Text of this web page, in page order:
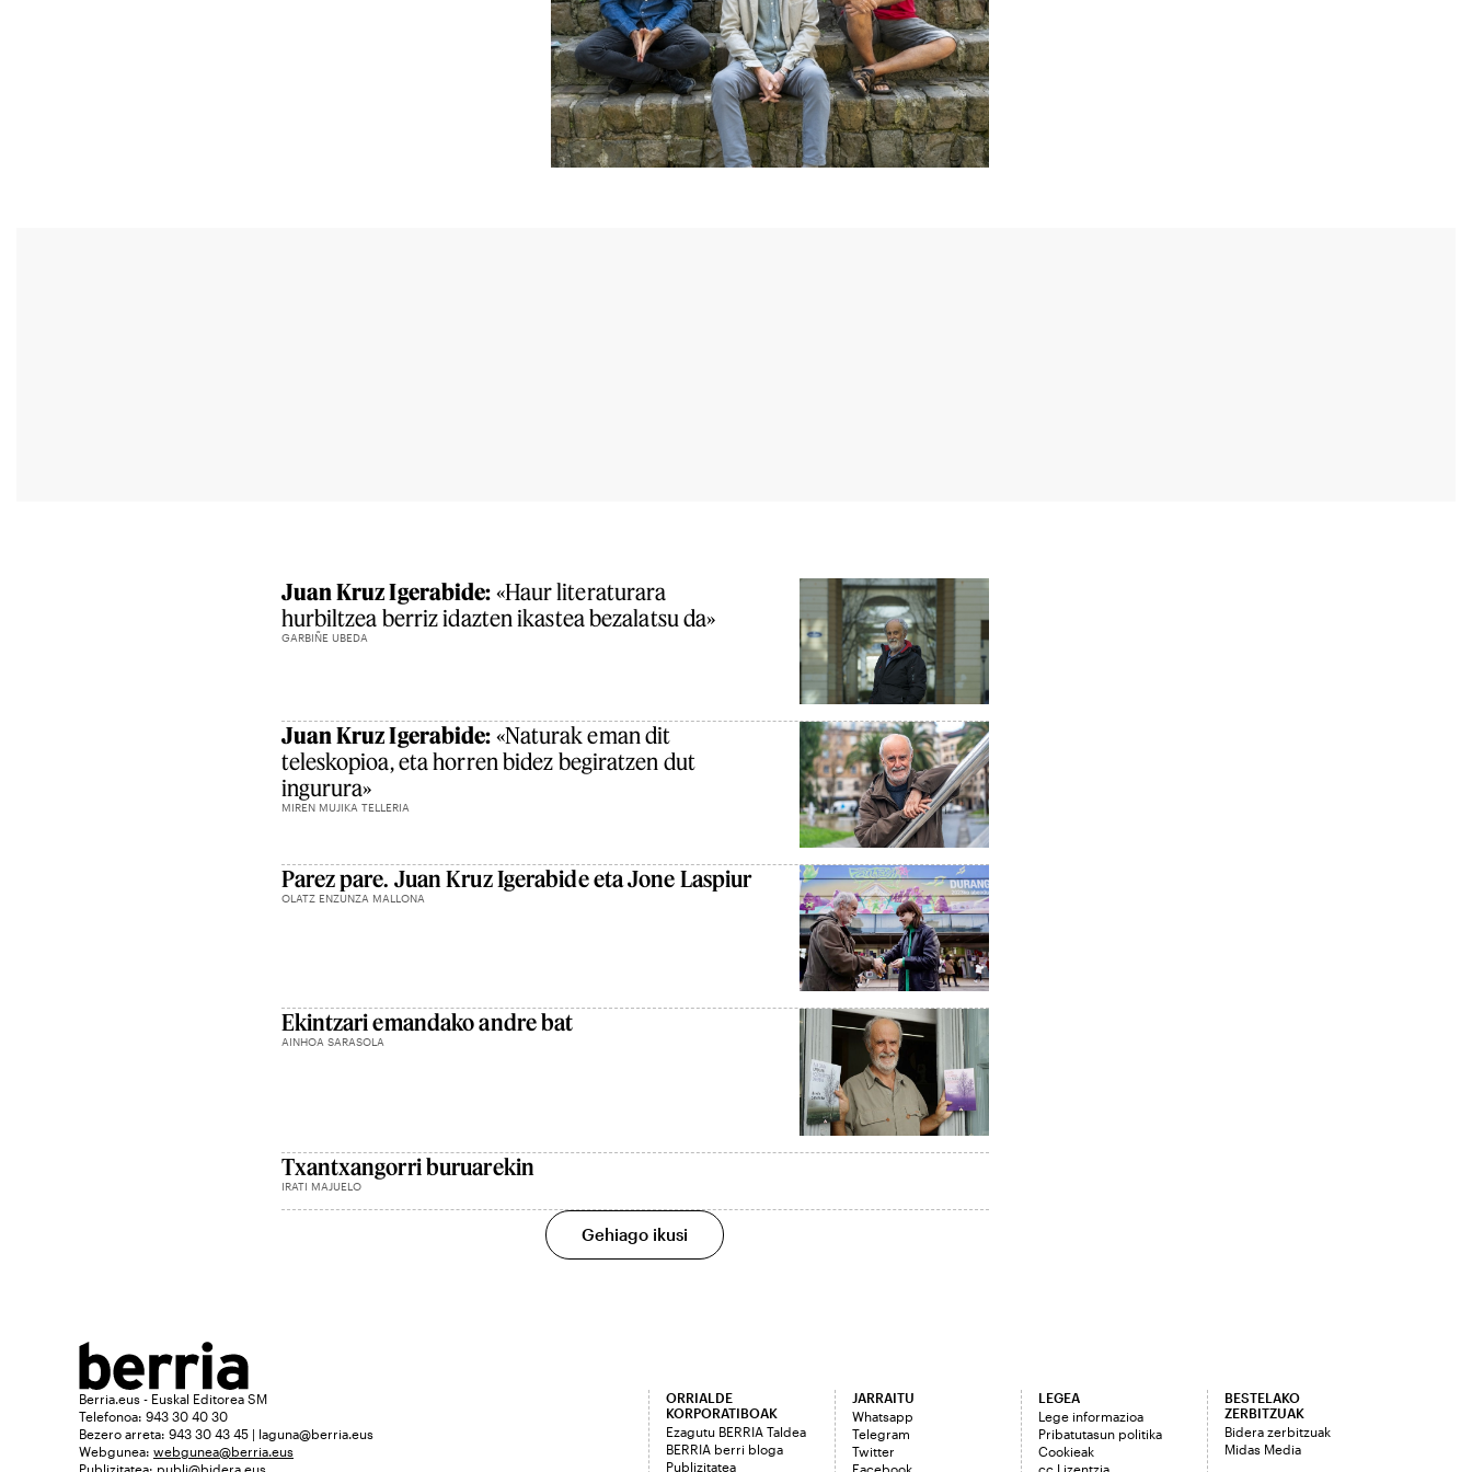
Juan Kruz Igerabide: «Haur literaturara
hurbiltzea berriz idazten ikastea bezalatsu da»
GARBIÑE UBEDA
Juan Kruz Igerabide: «Naturak eman dit
teleskopioa, eta horren bidez begiratzen dut
ingurura»
MIREN MUJIKA TELLERIA
Parez pare. Juan Kruz Igerabide eta Jone Laspiur
OLATZ ENZUNZA MALLONA
Ekintzari emandako andre bat
AINHOA SARASOLA
Txantxangorri buruarekin
IRATI MAJUELO
Gehiago ikusi
Berria.eus - Euskal Editorea SM
Telefonoa: 943 30 40 30
Bezero arreta: 943 30 43 45 | laguna@berria.eus
Webgunea: webgunea@berria.eus
Publizitatea: publi@bidera.eus
ORRIALDE
KORPORATIBOAK
Ezagutu BERRIA Taldea
BERRIA berri bloga
Publizitatea
JARRAITU
Whatsapp
Telegram
Twitter
Facebook
LEGEA
Lege informazioa
Pribatutasun politika
Cookieak
cc Lizentzia
BESTELAKO
ZERBITZUAK
Bidera zerbitzuak
Midas Media